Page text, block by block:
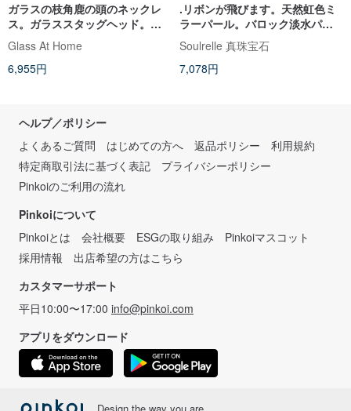
ガラスの枝角鹿の頭のネックレ
ス。ガラススタッグヘッド。ス
テンドグラスユールジュエリ
ー。
Glass At Home
6,955円
.リボンが飛びます。天然虹色ミ
ラーパール。バロック淡水パー
ル。スターリングシルバー925ネ
ックレス。
Soulrelle 真珠宝石
7,078円
ヘルプ／ポリシー
よくあるご質問
はじめての方へ 返品ポリシー
利用規約
特定商取引法に基づく表記
プライバシーポリシー
Pinkoiのご利用の流れ
Pinkoiについて
Pinkoiとは
会社概要 ESGの取り組み
Pinkoiマスコット
採用情報
出店希望の方はこちら
カスタマーサポート
平日10:00〜17:00 info@pinkoi.com
アプリをダウンロード